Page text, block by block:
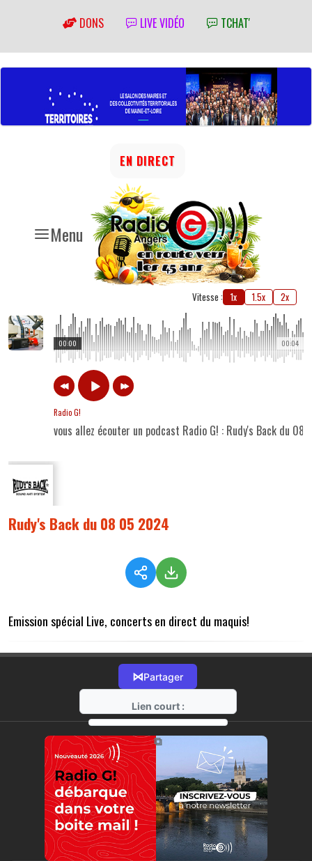
DONS LIVE VIDÉO TCHAT'
Menu
EN DIRECT
Vitesse : 1x 1.5x 2x
00:04
00:00
Radio G!
vous allez écouter un podcast Radio G! : Rudy's Back du 08
Rudy's Back du 08 05 2024
Emission spécial Live, concerts en direct du maquis!
⋈Partager
Lien court :
https://radio-g.fr?14638
⧉